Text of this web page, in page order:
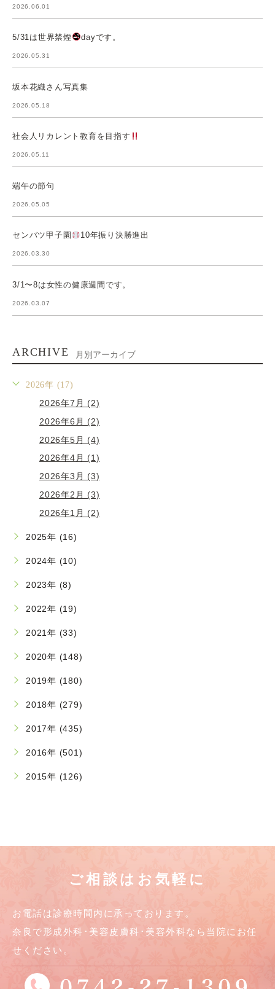
2026.06.01
5/31は世界禁煙 dayです。
2026.05.31
坂本花織さん写真集
2026.05.18
社会人リカレント教育を目指す
2026.05.11
端午の節句
2026.05.05
センバツ甲子園 10年振り決勝進出
2026.03.30
3/1〜8は女性の健康週間です。
2026.03.07
ARCHIVE 月別アーカイブ
2026年 (17)
2026年7月 (2)
2026年6月 (2)
2026年5月 (4)
2026年4月 (1)
2026年3月 (3)
2026年2月 (3)
2026年1月 (2)
2025年 (16)
2024年 (10)
2023年 (8)
2022年 (19)
2021年 (33)
2020年 (148)
2019年 (180)
2018年 (279)
2017年 (435)
2016年 (501)
2015年 (126)
ご相談はお気軽に
お電話は診療時間内に承っております。
奈良で形成外科･美容皮膚科･美容外科なら当院にお任
せください。